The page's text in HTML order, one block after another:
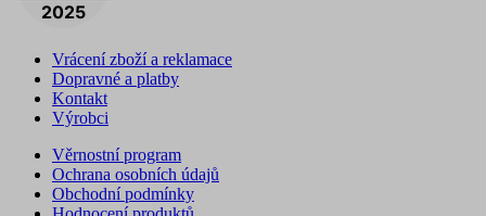
Vrácení zboží a reklamace
Dopravné a platby
Kontakt
Výrobci
Věrnostní program
Ochrana osobních údajů
Obchodní podmínky